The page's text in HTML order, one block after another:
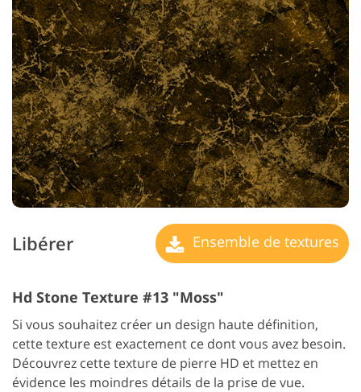
Libérer Ensemble de textures
Hd Stone Texture #13 "Moss"
Si vous souhaitez créer un design haute définition,
cette texture est exactement ce dont vous avez besoin.
Découvrez cette texture de pierre HD et mettez en
évidence les moindres détails de la prise de vue.